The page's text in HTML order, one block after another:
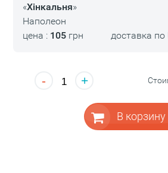
«Хінкальня»
Наполеон
цена : 105грн доставка
- +
В корзину